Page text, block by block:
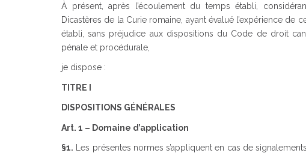
À présent, après l’écoulement du temps établi,
Dicastères de la Curie romaine, ayant évalué l’expérience
établi, sans préjudice aux dispositions du Code de droit
pénale et procédurale,
je dispose :
TITRE I
DISPOSITIONS GÉNÉRALES
Art. 1 – Domaine d’application
§1. Les présentes normes s’appliquent en cas de